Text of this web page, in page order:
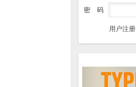
密 码
用户注册